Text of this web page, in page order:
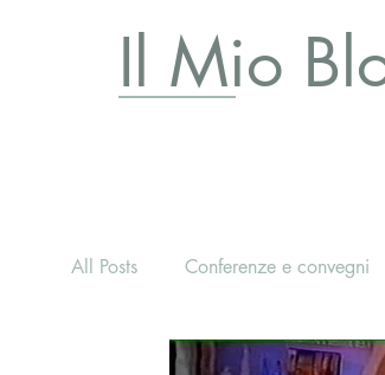
Il Mio
All Posts Conferenze e convegni
Ripercussioni Articoli in